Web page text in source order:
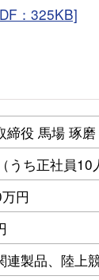
：325KB]
締役 馬場 琢磨
うち正社員10
円
連製品、陸上